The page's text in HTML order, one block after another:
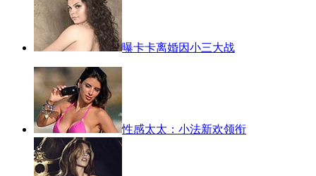
曝卡卡离婚因小三大战
性感太太：小法新欢领衔